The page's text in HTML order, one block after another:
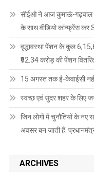
सीईओ ने आज कुमाऊं-गढ़वाल के
के साथ वीडियो कांन्फ्रेंस कर
वृद्धावस्था पेंशन के कुल
₹92.34 करोड़ की पेंशन
15 अगस्त तक ई-केवाईसी
स्वच्छ एवं सुंदर शहर के लिए
जिन लोगों में चुनौतियों के नए
अवसर बन जाती हैं:
ARCHIVES